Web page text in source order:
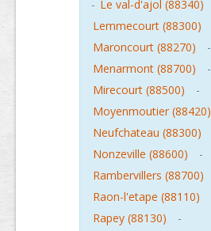
- Le val-d'ajol (88340)
Lemmecourt (88300)
Maroncourt (88270)
-
Menarmont (88700)
-
Mirecourt (88500)
-
Moyenmoutier (88420)
Neufchateau (88300)
Nonzeville (88600)
-
Rambervillers (88700)
Raon-l'etape (88110)
Rapey (88130)
-